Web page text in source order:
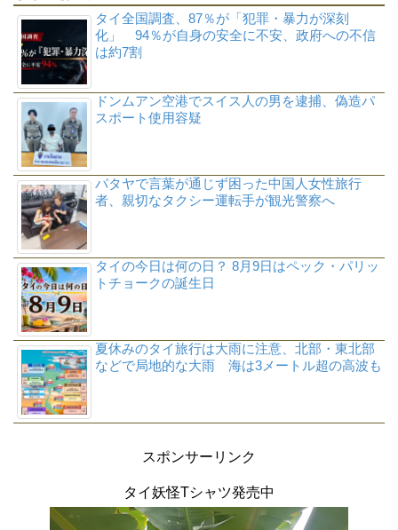
タイ全国調査、87％が「犯罪・暴力が深刻
化」 94％が自身の安全に不安、政府への不信
は約7割
ドンムアン空港でスイス人の男を逮捕、偽造パ
スポート使用容疑
パタヤで言葉が通じず困った中国人女性旅行
者、親切なタクシー運転手が観光警察へ
タイの今日は何の日？ 8月9日はペック・パリッ
トチョークの誕生日
夏休みのタイ旅行は大雨に注意、北部・東北部
などで局地的な大雨 海は3メートル超の高波も
スポンサーリンク
タイ妖怪Tシャツ発売中